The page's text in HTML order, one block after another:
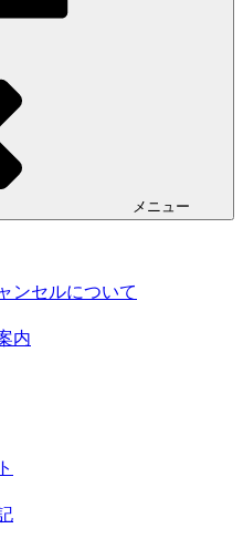
メニュー
ンセルについて
内